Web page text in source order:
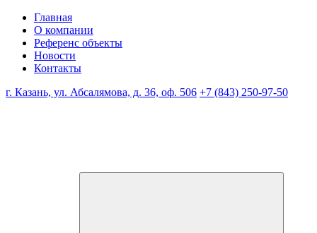
Главная
О компании
Референс объекты
Новости
Контакты
г. Казань, ул. Абсалямова, д. 36, оф. 506 +7 (843) 250-97-50